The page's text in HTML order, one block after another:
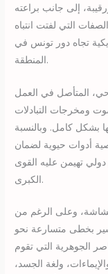
لبورقيبة، إلى جانب براعته
التي لفتت انتباه
تجاه دور تونس في
المنطقة.
المتأصل في العمل
ومخرجات التبادلات
بشكل كامل. وبالنسبة
أدوات حيوية لضمان
تهيمن عليه القوى
الكبرى.
وعلى الرغم من
بخطى متسارعة نحو
الجوهرية التي تقوم
ولغة الجسد،